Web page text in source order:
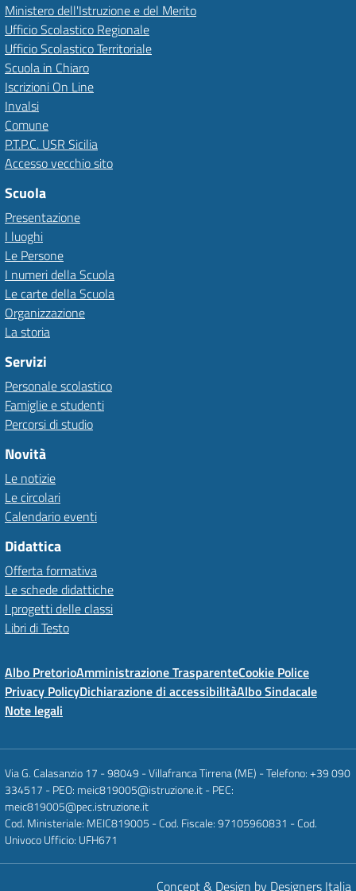
Ministero dell'Istruzione e del Merito
Ufficio Scolastico Regionale
Ufficio Scolastico Territoriale
Scuola in Chiaro
Iscrizioni On Line
Invalsi
Comune
P.T.P.C. USR Sicilia
Accesso vecchio sito
Scuola
Presentazione
I luoghi
Le Persone
I numeri della Scuola
Le carte della Scuola
Organizzazione
La storia
Servizi
Personale scolastico
Famiglie e studenti
Percorsi di studio
Novità
Le notizie
Le circolari
Calendario eventi
Didattica
Offerta formativa
Le schede didattiche
I progetti delle classi
Libri di Testo
Albo PretorioAmministrazione TrasparenteCookie Police
Privacy PolicyDichiarazione di accessibilitàAlbo Sindacale
Note legali
Via G. Calasanzio 17 - 98049 - Villafranca Tirrena (ME) - Telefono: +39 090
334517 - PEO: meic819005@istruzione.it - PEC:
meic819005@pec.istruzione.it
Cod. Ministeriale: MEIC819005 - Cod. Fiscale: 97105960831 - Cod.
Univoco Ufficio: UFH671
Concept & Design by Designers Italia